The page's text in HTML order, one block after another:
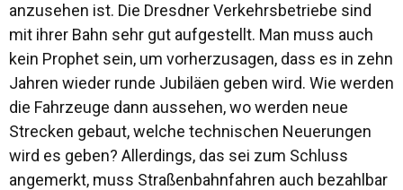
anzusehen ist. Die Dresdner Verkehrsbetriebe sind
mit ihrer Bahn sehr gut aufgestellt. Man muss auch
kein Prophet sein, um vorherzusagen, dass es in zehn
Jahren wieder runde Jubiläen geben wird. Wie werden
die Fahrzeuge dann aussehen, wo werden neue
Strecken gebaut, welche technischen Neuerungen
wird es geben? Allerdings, das sei zum Schluss
angemerkt, muss Straßenbahnfahren auch bezahlbar